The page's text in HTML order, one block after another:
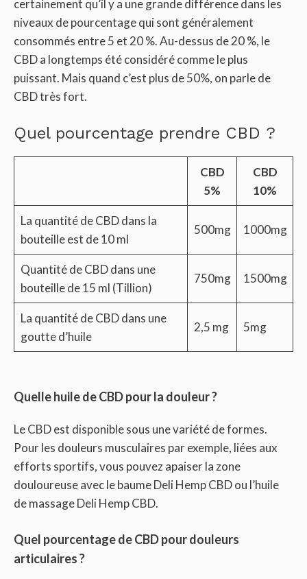
certainement qu’il y a une grande différence dans les
niveaux de pourcentage qui sont généralement
consommés entre 5 et 20 %. Au-dessus de 20 %, le
CBD a longtemps été considéré comme le plus
puissant. Mais quand c’est plus de 50%, on parle de
CBD très fort.
Quel pourcentage prendre CBD ?
CBD
5%
CBD
10%
La quantité de CBD dans la
bouteille est de 10 ml
500mg 1000mg
Quantité de CBD dans une
bouteille de 15 ml (Tillion)
750mg 1500mg
La quantité de CBD dans une
goutte d’huile
2,5 mg 5mg
Quelle huile de CBD pour la douleur ?
Le CBD est disponible sous une variété de formes.
Pour les douleurs musculaires par exemple, liées aux
efforts sportifs, vous pouvez apaiser la zone
douloureuse avec le baume Deli Hemp CBD ou l’huile
de massage Deli Hemp CBD.
Quel pourcentage de CBD pour douleurs
articulaires ?